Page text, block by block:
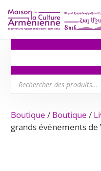
Recherche
de
produits
Boutique / Boutique /
grands événements de